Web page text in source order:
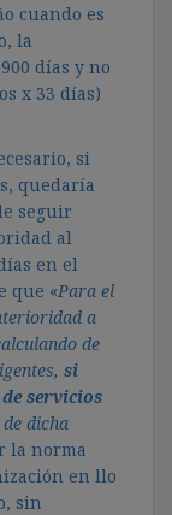
cuando es
la
días y no
x 33 días)
si
quedaría
seguir
al
en el
que «Para el
a
de
si
servicios
dicha
la norma
en llo
sin